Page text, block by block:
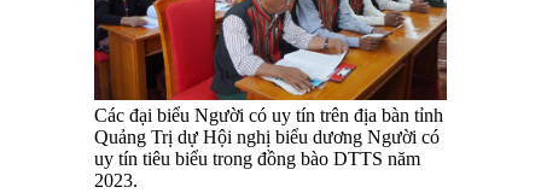
Các đại biểu Người có uy tín trên địa bàn tỉnh
Quảng Trị dự Hội nghị biểu dương Người có
uy tín tiêu biểu trong đồng bào DTTS năm
2023.